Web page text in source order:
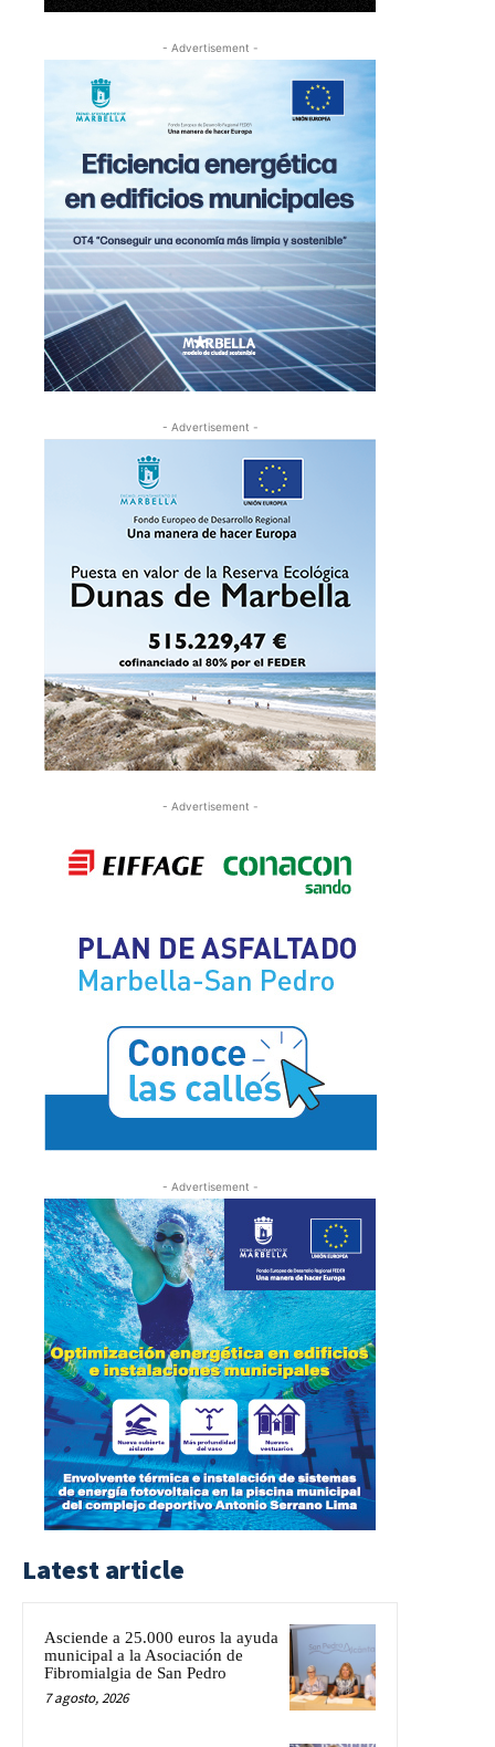
- Advertisement -
- Advertisement -
- Advertisement -
- Advertisement -
Latest article
Asciende a 25.000 euros la ayuda
municipal a la Asociación de
Fibromialgia de San Pedro
7 agosto, 2026